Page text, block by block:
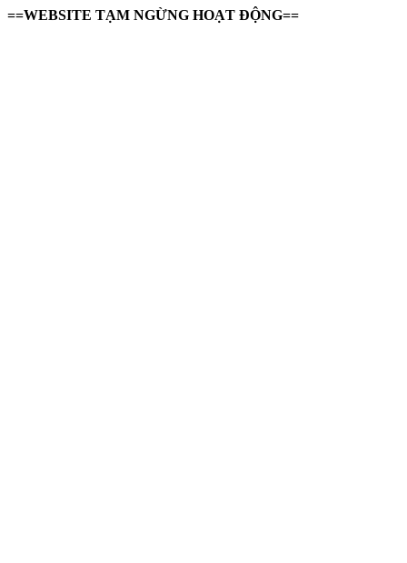
==WEBSITE TẠM NGỪNG HOẠT ĐỘNG==